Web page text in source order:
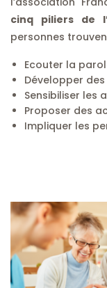
cinq piliers de
personnes
Ecouter la
Développer
Sensibiliser les
Proposer des
Impliquer les